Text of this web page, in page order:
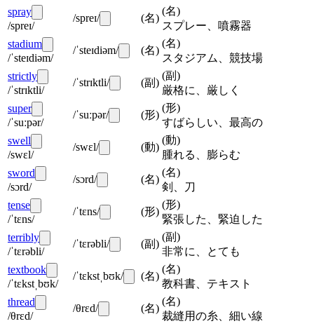
spray
/spreɪ/
/spreɪ/ (名)
(名)
スプレー、噴霧器
stadium
/ˈsteɪdiəm/
/ˈsteɪdiəm/ (名)
(名)
スタジアム、競技場
strictly
/ˈstrɪktli/
/ˈstrɪktli/ (副 )
(副 )
厳格に、厳しく
super
/ˈsuːpər/
/ˈsuːpər/ (形)
(形)
すばらしい、最高の
swell
/swɛl/
/swɛl/ (動)
(動)
腫れる、膨らむ
sword
/sɔrd/
/sɔrd/ (名)
(名)
剣、刀
tense
/ˈtɛns/
/ˈtɛns/ (形)
(形)
緊張した、緊迫した
terribly
/ˈtɛrəbli/
/ˈtɛrəbli/ (副 )
(副 )
非常に、とても
textbook
/ˈtɛkstˌbʊk/
/ˈtɛkstˌbʊk/ (名)
(名)
教科書、テキスト
thread
/θrɛd/
/θrɛd/ (名)
(名)
裁縫用の糸、細い線